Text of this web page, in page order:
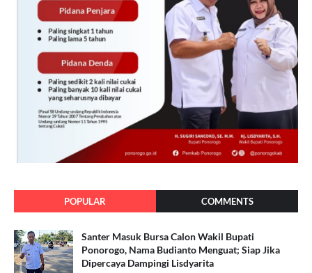
POPULAR COMMENTS
Santer Masuk Bursa Calon Wakil Bupati
Ponorogo, Nama Budianto Menguat; Siap Jika
Dipercaya Dampingi Lisdyarita